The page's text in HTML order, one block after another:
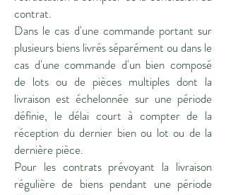
contrat.
Dans le cas d'une commande portant sur
plusieurs biens livrés séparément ou dans le
cas d'une commande d'un bien composé
de lots ou de pièces multiples dont la
livraison est échelonnée sur une période
définie, le délai court à compter de la
réception du dernier bien ou lot ou de la
dernière pièce.
Pour les contrats prévoyant la livraison
régulière de biens pendant une période